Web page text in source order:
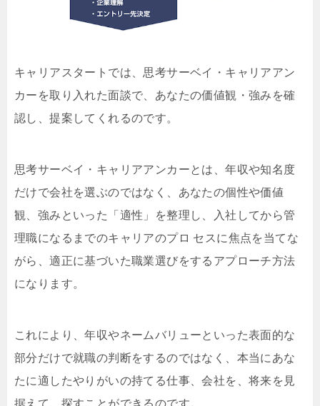
キャリアスタートでは、思考サーベイ・キャリアアン
カーを取り入れた面談で、あなたの価値観・強みを確
認し、提案してくれるのです。
思考サーベイ・キャリアアンカーとは、年収や知名度
だけで会社を選ぶのではなく、あなたの個性や価値
観、強みといった「適性」を整理し、入社してから管
理職になるまでのキャリアのプロ セスに焦点を当てな
がら、適正に基づいた職業選びをするアプローチ方法
になります。
これにより、年収やネームバリューといった表面的な
部分だけで就職の判断をするのではなく、本当にあな
たに適したやりがいの持てる仕事、会社を、将来を見
据えて、探すことができるのです。